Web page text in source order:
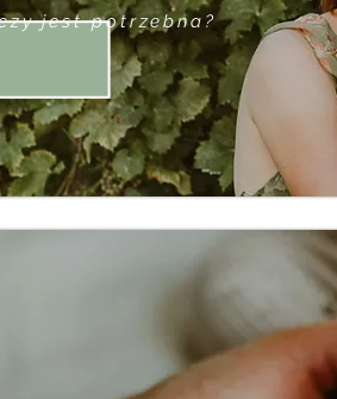
jest potrzebna?